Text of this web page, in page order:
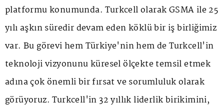
platformu konumunda. Turkcell olarak GSMA ile 25
yılı aşkın süredir devam eden köklü bir iş birliğimiz
var. Bu görevi hem Türkiye'nin hem de Turkcell'in
teknoloji vizyonunu küresel ölçekte temsil etmek
adına çok önemli bir fırsat ve sorumluluk olarak
görüyoruz. Turkcell'in 32 yıllık liderlik birikimini,